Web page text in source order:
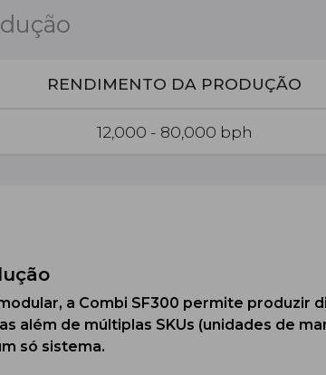
RENDIMENTO DA PRODUÇÃO
12,000 - 80,000 bph
a Combi SF300 permite produzir
além de múltiplas SKUs (unidades de
só sistema.